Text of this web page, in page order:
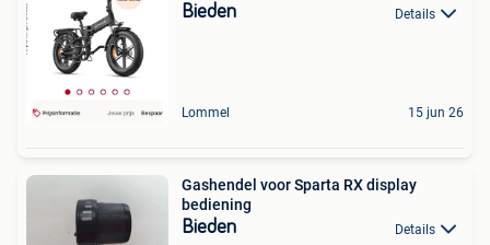
Bieden Details
Lommel 15 jun 26
Gashendel voor Sparta RX display
bediening
Bieden Details